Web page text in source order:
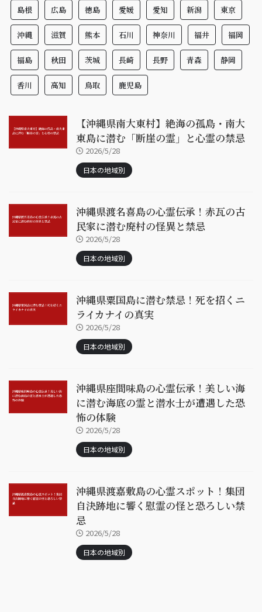
島根 広島 徳島 愛媛 愛知 新潟 東京
沖縄 滋賀 熊本 石川 神奈川 福井 福岡
福島 秋田 茨城 長崎 長野 青森 静岡
香川 高知 鳥取 鹿児島
【沖縄県南大東村】絶海の孤島・南大
東島に潜む「断崖の霊」と心霊の禁忌
2026/5/28
日本の地域別
沖縄県渡名喜島の心霊伝承！赤瓦の古
民家に潜む廃村の怪異と禁忌
2026/5/28
日本の地域別
沖縄県粟国島に潜む禁忌！死を招くニ
ライカナイの真実
2026/5/28
日本の地域別
沖縄県座間味島の心霊伝承！美しい海
に潜む海底の霊と潜水士が遭遇した恐
怖の体験
2026/5/28
日本の地域別
沖縄県渡嘉敷島の心霊スポット！集団
自決跡地に響く慰霊の怪と恐ろしい禁
忌
2026/5/28
日本の地域別